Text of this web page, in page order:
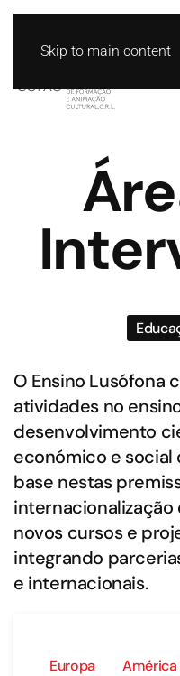
Skip to main content
O Ensino Lusófona
atividades no
desenvolvimento
económico e social
base nestas
novos cursos e
integrando
e internacionais.
Europa América